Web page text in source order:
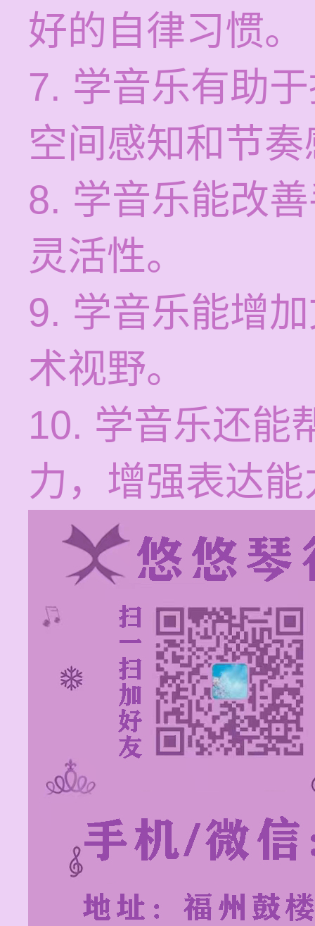
好的自律习惯。
7. 学音乐有助
空间感知和节奏
8. 学音乐能改
灵活性。
9. 学音乐能增
术视野。
10. 学音乐还能
力，增强表达能